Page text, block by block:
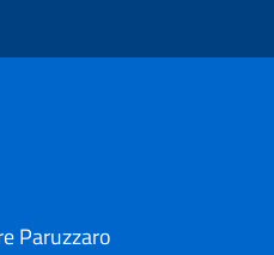
Paruzzaro